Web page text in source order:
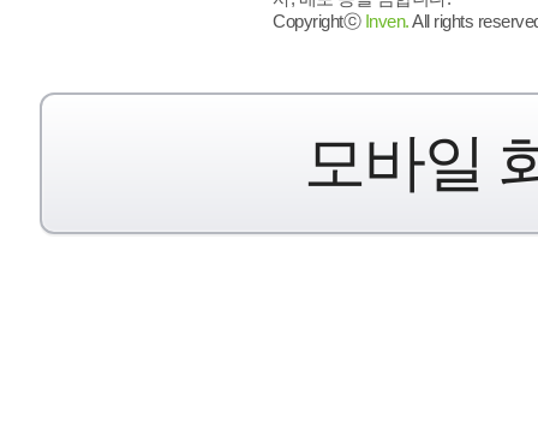
Copyrightⓒ Inven.All rights
모바일